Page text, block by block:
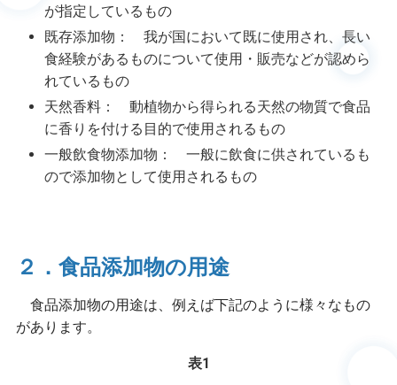
が指定しているもの
既存添加物： 我が国において既に使用され、長い
食経験があるものについて使用・販売などが認めら
れているもの
天然香料： 動植物から得られる天然の物質で食品
に香りを付ける目的で使用されるもの
一般飲食物添加物： 一般に飲食に供されているも
ので添加物として使用されるもの
２．食品添加物の用途
食品添加物の用途は、例えば下記のように様々なもの
があります。
表1